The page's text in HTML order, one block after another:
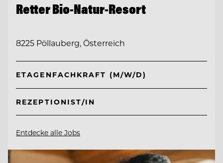
Retter Bio-Natur-Resort
8225 Pöllauberg, Österreich
ETAGENFACHKRAFT (M/W/D)
REZEPTIONIST/IN
Entdecke alle Jobs